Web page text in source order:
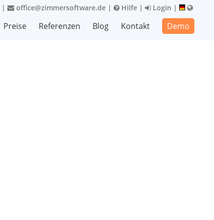
| office@zimmersoftware.de | Hilfe | Login |
Preise Referenzen Blog Kontakt Demo